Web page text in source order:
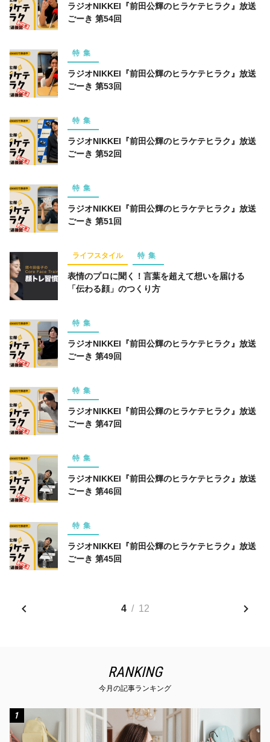
ラジオNIKKEI『前田公輝のヒラケテヒラク』放送
ごーき 第54回
特集
ラジオNIKKEI『前田公輝のヒラケテヒラク』放送
ごーき 第53回
特集
ラジオNIKKEI『前田公輝のヒラケテヒラク』放送
ごーき 第52回
特集
ラジオNIKKEI『前田公輝のヒラケテヒラク』放送
ごーき 第51回
ライフスタイル 特集
表情のプロに聞く！言葉を超えて想いを届ける
「伝わる顔」のつくり方
特集
ラジオNIKKEI『前田公輝のヒラケテヒラク』放送
ごーき 第49回
特集
ラジオNIKKEI『前田公輝のヒラケテヒラク』放送
ごーき 第47回
特集
ラジオNIKKEI『前田公輝のヒラケテヒラク』放送
ごーき 第46回
特集
ラジオNIKKEI『前田公輝のヒラケテヒラク』放送
ごーき 第45回
4 / 12
RANKING
今月の記事ランキング
1